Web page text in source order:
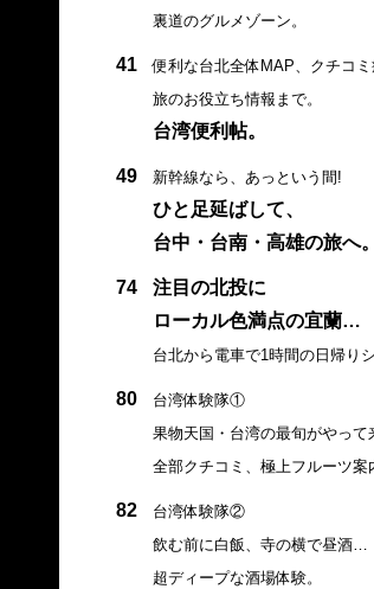
裏道のグルメゾーン。
41
便利な台北全体MAP、クチコミ
旅のお役立ち情報まで。
台湾便利帖。
49 新幹線なら、あっという間!
ひと足延ばして、
台中・台南・高雄の旅へ。
74
注目の北投に
ローカル色満点の宜蘭…
台北から電車で1時間の日帰り
80
台湾体験隊①
果物天国・台湾の最旬がやって
全部クチコミ、極上フルーツ案
82
台湾体験隊②
飲む前に白飯、寺の横で昼酒…
超ディープな酒場体験。